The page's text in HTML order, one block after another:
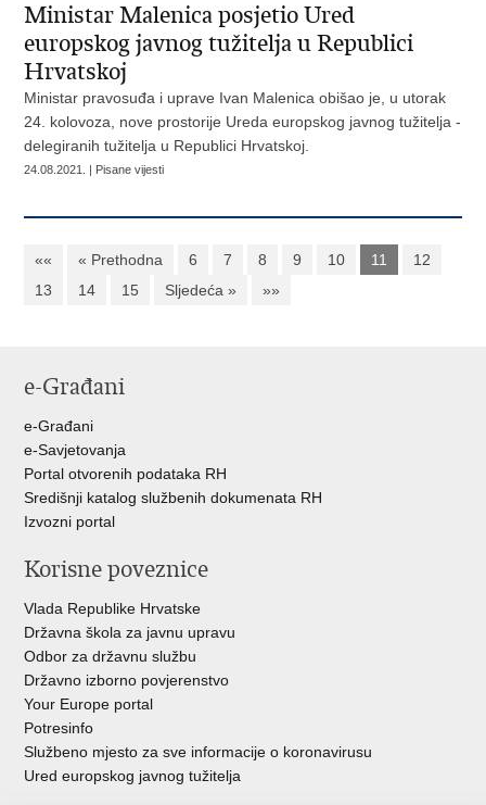
Ministar Malenica posjetio Ured
europskog javnog tužitelja u Republici
Hrvatskoj
Ministar pravosuđa i uprave Ivan Malenica obišao je, u utorak
24. kolovoza, nove prostorije Ureda europskog javnog tužitelja -
delegiranih tužitelja u Republici Hrvatskoj.
24.08.2021. | Pisane vijesti
«« « Prethodna 6 7 8 9 10 11
12
13
14 15 Sljedeća » »»
e-Građani
e-Građani
e-Savjetovanja
Portal otvorenih podataka RH
Središnji katalog službenih dokumenata RH
Izvozni portal
Korisne poveznice
Vlada Republike Hrvatske
Državna škola za javnu upravu
Odbor za državnu službu
Državno izborno povjerenstvo
Your Europe portal
Potresinfo
Službeno mjesto za sve informacije o koronavirusu
Ured europskog javnog tužitelja